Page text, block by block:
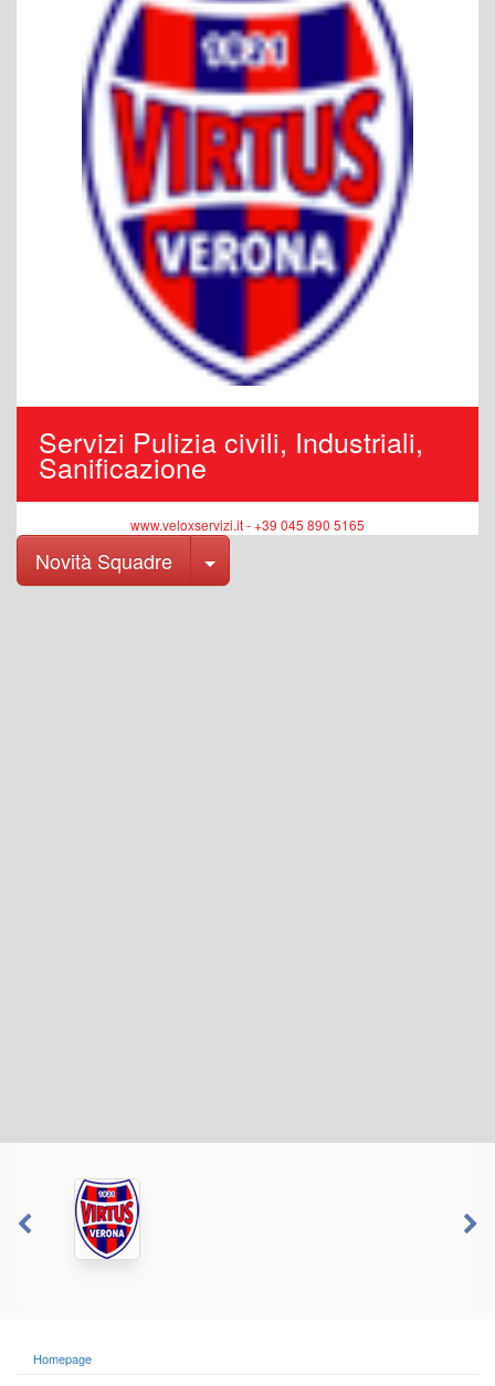
Servizi Pulizia civili, Industriali,
Sanificazione
www.veloxservizi.it - +39 045 890 5165
Novità Squadre Toggle Dropdown
Homepage